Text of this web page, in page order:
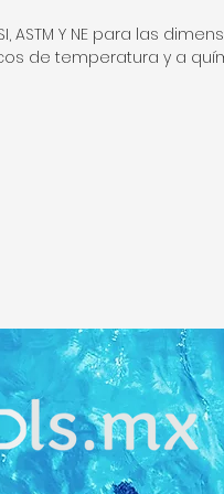
Y NE para las
de temperatura y a